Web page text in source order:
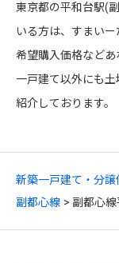
新築一戸建て・分
副都心線
副都心
東京都の平和台駅(
いる方は、すまいー
希望購入価格など
一戸建て以外にも
紹介しております。